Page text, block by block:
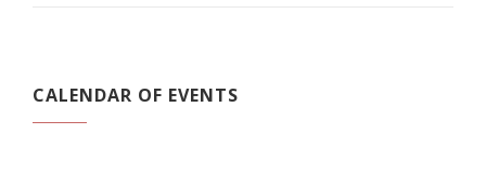
CALENDAR OF EVENTS